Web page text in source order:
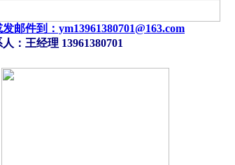
发邮件到：ym13961380701@163.com
：王经理 13961380701